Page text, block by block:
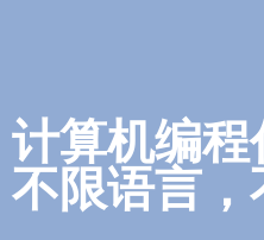
计算机编程
不限语言